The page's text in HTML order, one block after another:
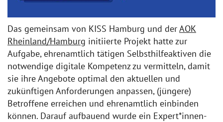
Das gemeinsam von KISS Hamburg und derAOK
Rheinland/Hamburg initiierte Projekt hatte zur
Aufgabe, ehrenamtlich tätigen Selbsthilfeaktiven die
notwendige digitale Kompetenz zu vermitteln, damit
sie ihre Angebote optimal den aktuellen und
zukünftigen Anforderungen anpassen, (jüngere)
Betroffene erreichen und ehrenamtlich einbinden
können. Darauf aufbauend wurde ein Expert*innen-